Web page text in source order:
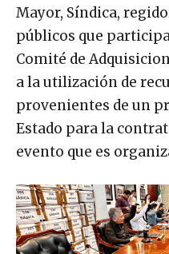
Mayor, Síndica,
públicos que
Comité de
a la utilización de
provenientes de un
Estado para la
evento que es